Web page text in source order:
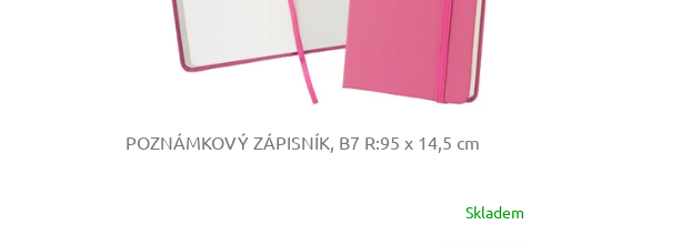
POZNÁMKOVÝ ZÁPISNÍK, B7 R:95 x 14,5 cm
Skladem